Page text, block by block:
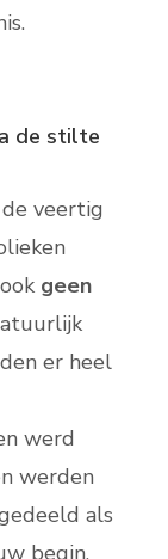
de stilte
veertig
geen
er heel
werd
werden
als
begin.